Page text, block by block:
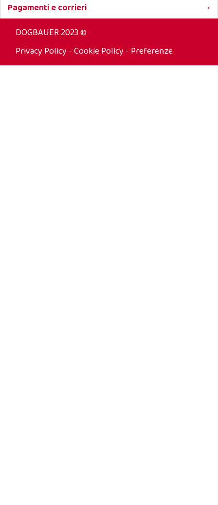
Pagamenti e corrieri
DOGBAUER 2023 ©
Privacy Policy -Cookie Policy - Preferenze